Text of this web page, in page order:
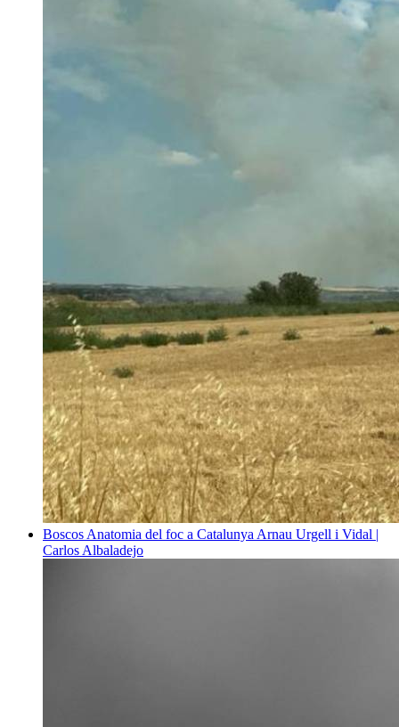
Boscos Anatomia del foc a Catalunya Arnau Urgell i Vidal |
Carlos Albaladejo